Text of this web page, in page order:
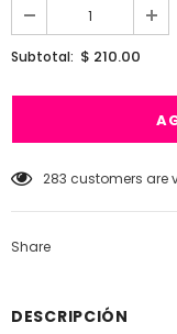
Subtotal: $ 210.00
283 customers are
Share
DESCRIPCIÓN